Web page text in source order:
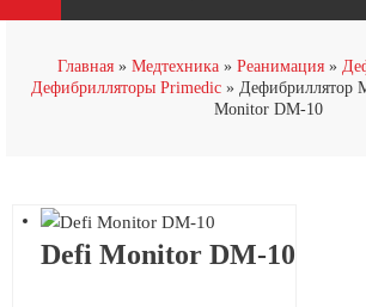
Главная Медтехника Реанимация
Дефибрилляторы Primedic
Дефибриллятор
Monitor DM-10
Defi Monitor DM-10